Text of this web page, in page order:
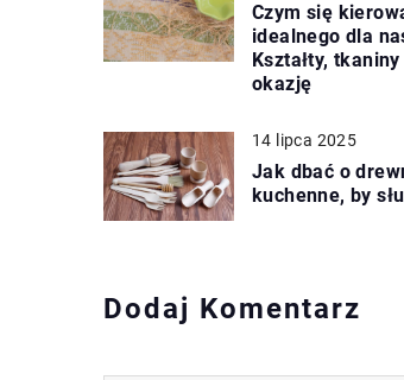
Czym się
idealnego dla
Kształty,
okazję
14 lipca 2025
Jak dbać o
kuchenne, by
Dodaj Komentarz